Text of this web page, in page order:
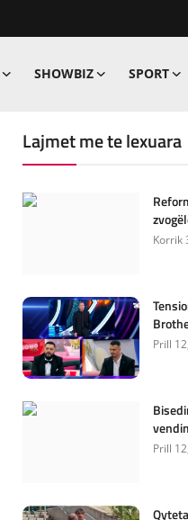
SHOWBIZ SPORT
Lajmet me te lexuara
Korrik
Prill
Prill